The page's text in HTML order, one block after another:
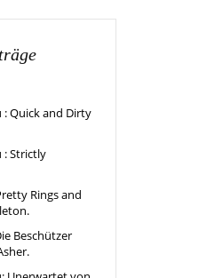
: Quick and Dirty
: Strictly
Rings and
Beschützer